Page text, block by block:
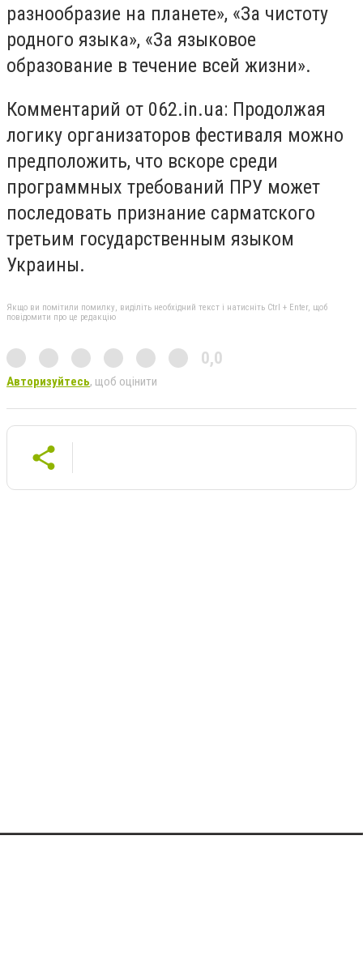
разнообразие на планете», «За чистоту
родного языка», «За языковое
образование в течение всей жизни».
Комментарий от 062.in.ua: Продолжая
логику организаторов фестиваля можно
предположить, что вскоре среди
программных требований ПРУ может
последовать признание сарматского
третьим государственным языком
Украины.
Якщо ви помітили помилку, виділіть необхідний текст і натисніть Ctrl + Enter, щоб
повідомити про це редакцію
0,0
Авторизуйтесь, щоб оцінити